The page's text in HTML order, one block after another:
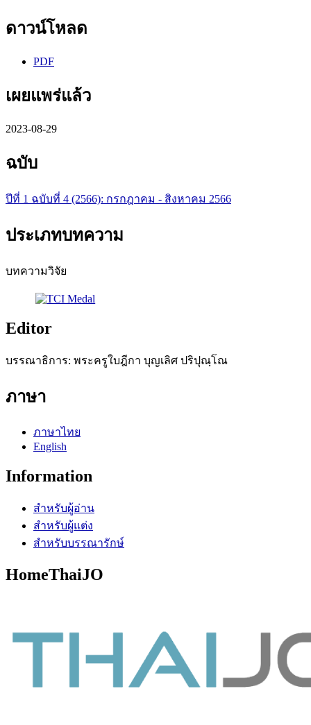
ดาวน์โหลด
PDF
เผยแพร่แล้ว
2023-08-29
ฉบับ
ปีที่ 1 ฉบับที่ 4 (2566): กรกฎาคม - สิงหาคม 2566
ประเภทบทความ
บทความวิจัย
Editor
บรรณาธิการ: พระครูใบฎีกา บุญเลิศ ปริปุณฺโณ
ภาษา
ภาษาไทย
English
Information
สำหรับผู้อ่าน
สำหรับผู้แต่ง
สำหรับบรรณารักษ์
HomeThaiJO